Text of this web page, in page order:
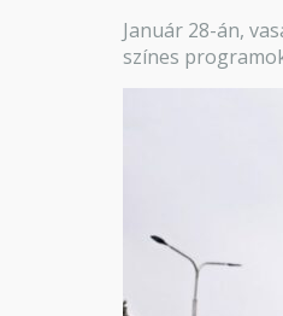
Január 28-án,
színes